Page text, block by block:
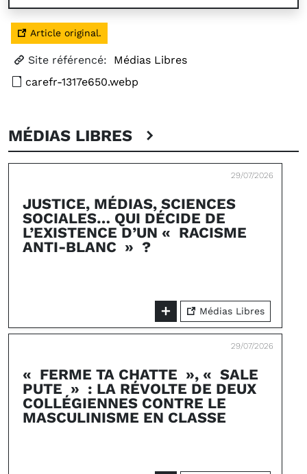
Article original.
Site référencé:
Médias Libres
carefr-1317e650.webp
MÉDIAS LIBRES
29/07/2026
JUSTICE, MÉDIAS, SCIENCES
SOCIALES… QUI DÉCIDE DE
L’EXISTENCE D’UN « RACISME
ANTI-BLANC » ?
Médias Libres
29/07/2026
« FERME TA CHATTE », « SALE
PUTE » : LA RÉVOLTE DE DEUX
COLLÉGIENNES CONTRE LE
MASCULINISME EN CLASSE